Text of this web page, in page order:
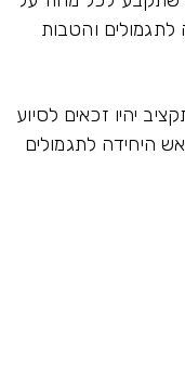
לתגמולים והטבות
תקציב יהיו זכאים לסיוע
היחידה לתגמולים